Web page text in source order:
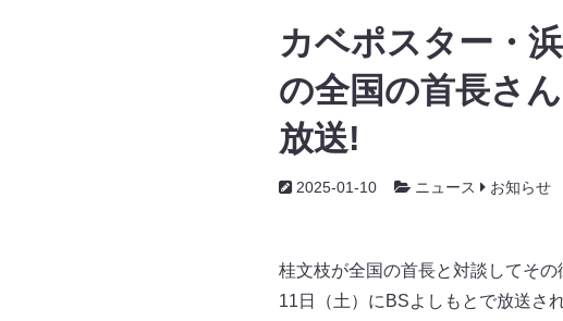
カベポスター・
の全国の首長さ
放送!
2025-01-10 ニュース お知らせ
桂文枝が全国の首長と対談してそ
11日（土）にBSよしもとで放送さ